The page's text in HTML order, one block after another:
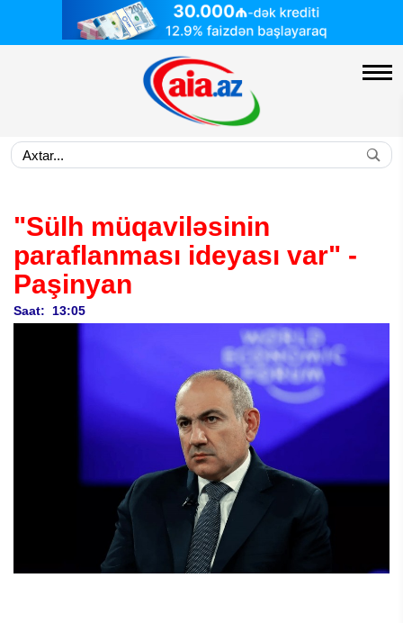
"Sülh müqaviləsinin
paraflanması ideyası var" -
Paşinyan
Saat: 13:05